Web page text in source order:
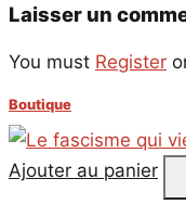
Laisser un
You must Register
Boutique
Ajouter au panier